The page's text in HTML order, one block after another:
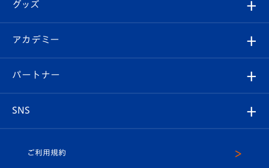
チケット
イベント
メディア
ホームタウン
スタッフプロフィール
マスコット紹介
Revive Team
ヴィヴィくんの長崎おもてなしガイド
フォトギャラリー
スタジアムグルメ
V-LOVERS（ファンクラブ）
プレイヤーズスイート
グッズ
オンラインショップ
店舗情報
アカデミー
育成からのお知らせ
U-18
パートナー
SNS
ご利用規約